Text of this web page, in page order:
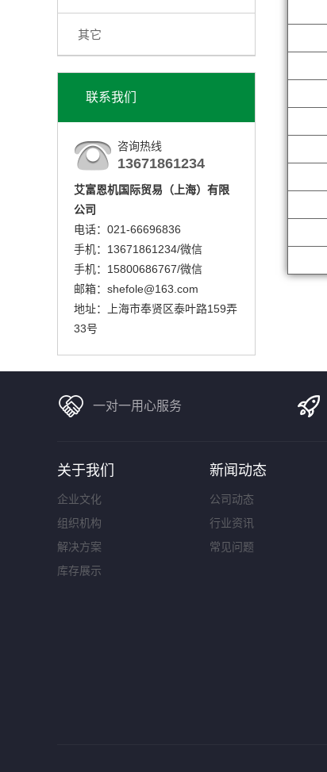
其它
联系我们
咨询热线
13671861234
艾富恩机国际贸易（上海）有限
公司
电话：021-66696836
手机：13671861234/微信
手机：15800686767/微信
邮箱：shefole@163.com
地址：上海市奉贤区泰叶路159弄
33号
一对一用心服务
关于我们
企业文化
组织机构
解决方案
库存展示
新闻动态
公司动态
行业资讯
常见问题